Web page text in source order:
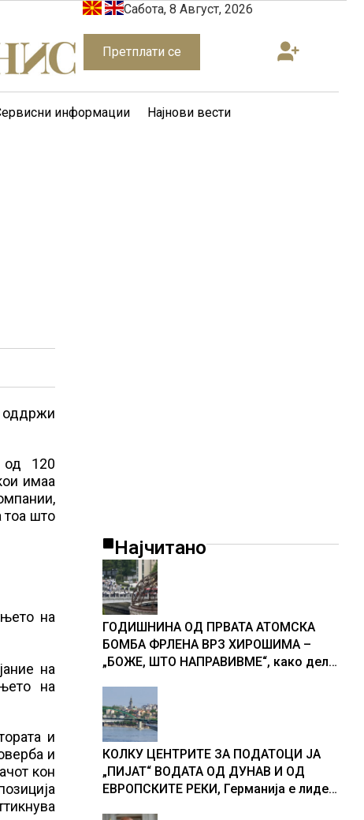
Сабота, 8 Август, 2026
Претплати се
информации Најнови вести
оддржи
од 120
имаа
тоа што
на
на
на
и
и
кон
Најчитано
ГОДИШНИНА ОД ПРВАТА АТОМСКА
БОМБА ФРЛЕНА ВРЗ ХИРОШИМА –
„БОЖЕ, ШТО НАПРАВИВМЕ“, како дел
учесниците во бомбардирањето го
доживуваа овој настан што го
промени текот на историјата
КОЛКУ ЦЕНТРИТЕ ЗА ПОДАТОЦИ ЈА
„ПИЈАТ“ ВОДАТА ОД ДУНАВ И ОД
ЕВРОПСКИТЕ РЕКИ, Германија е лидер